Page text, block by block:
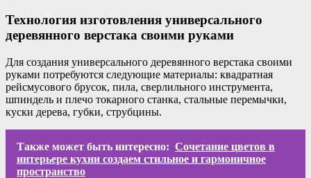
Технология изготовления универсального
деревянного верстака своими руками
Для создания универсального деревянного верстака своими
руками потребуются следующие материалы: квадратная
рейсмусового брусок, пила, сверлильного инструмента,
шпиндель и плечо токарного станка, стальные перемычки,
куски дерева, губки, струбцины.
Также может быть интересно: Сочетание цветов в
интерьере кухни создаем стильное и гармоничное
пространство